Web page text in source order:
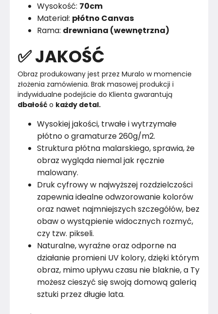
Wysokość: 70cm
Materiał: płótno Canvas
Rama: drewniana (wewnętrzna)
✅ JAKOŚĆ
Obraz produkowany jest przez Muralo w momencie
złożenia zamówienia. Brak masowej produkcji i
indywidualne podejście do Klienta gwarantują
dbałość o każdy detal.
Wysokiej jakości, trwałe i wytrzymałe
płótno o gramaturze 260g/m2.
Struktura płótna malarskiego, sprawia, że
obraz wygląda niemal jak ręcznie
malowany.
Druk cyfrowy w najwyższej rozdzielczości
zapewnia idealne odwzorowanie kolorów
oraz nawet najmniejszych szczegółów, bez
obaw o wystąpienie widocznych rozmyć,
czy tzw. pikseli.
Naturalne, wyraźne oraz odporne na
działanie promieni UV kolory, dzięki którym
obraz, mimo upływu czasu nie blaknie, a Ty
możesz cieszyć się swoją domową galerią
sztuki przez długie lata.